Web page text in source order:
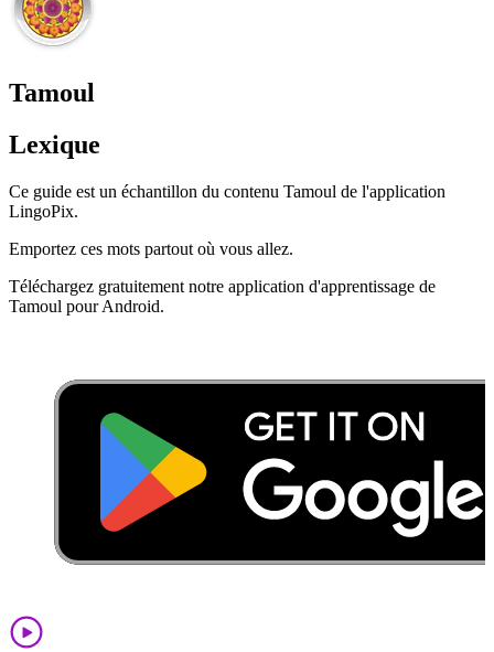
Tamoul
Lexique
Ce guide est un échantillon du contenu Tamoul de l'application
LingoPix.
Emportez ces mots partout où vous allez.
Téléchargez gratuitement notre application d'apprentissage de
Tamoul pour Android.